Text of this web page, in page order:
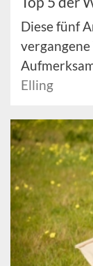
Diese fünf
Elling